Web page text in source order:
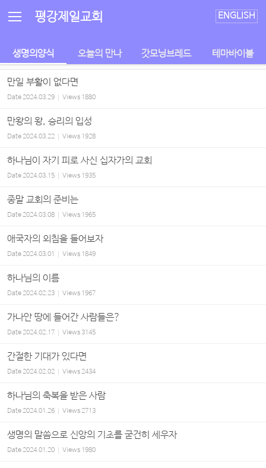
평강제일교회 ENGLISH
생명의양식 오늘의 만나 갓모닝브레드 테마바이블
만일 부활이 없다면
Date2024.03.29 Views 1880
만왕의 왕, 승리의 입성
Date2024.03.22 Views 1928
하나님이 자기 피로 사신 십자가의 교회
Date2024.03.15 Views 1935
종말 교회의 준비는
Date2024.03.08 Views 1965
애국자의 외침을 들어보자
Date2024.03.01 Views 1849
하나님의 이름
Date2024.02.23 Views 1967
가나안 땅에 들어간 사람들은?
Date2024.02.17 Views3145
간절한 기대가 있다면
Date2024.02.02 Views2434
하나님의 축복을 받은 사람
Date2024.01.26 Views2713
생명의 말씀으로 신앙의 기초를 굳건히 세우자
Date2024.01.20 Views 1980